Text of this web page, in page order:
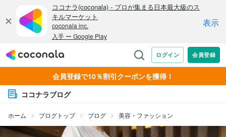
会員登録で10％割引クーポンを獲得！
ココナラブログ
ホーム ブログトップ ブログ 美容・ファッション